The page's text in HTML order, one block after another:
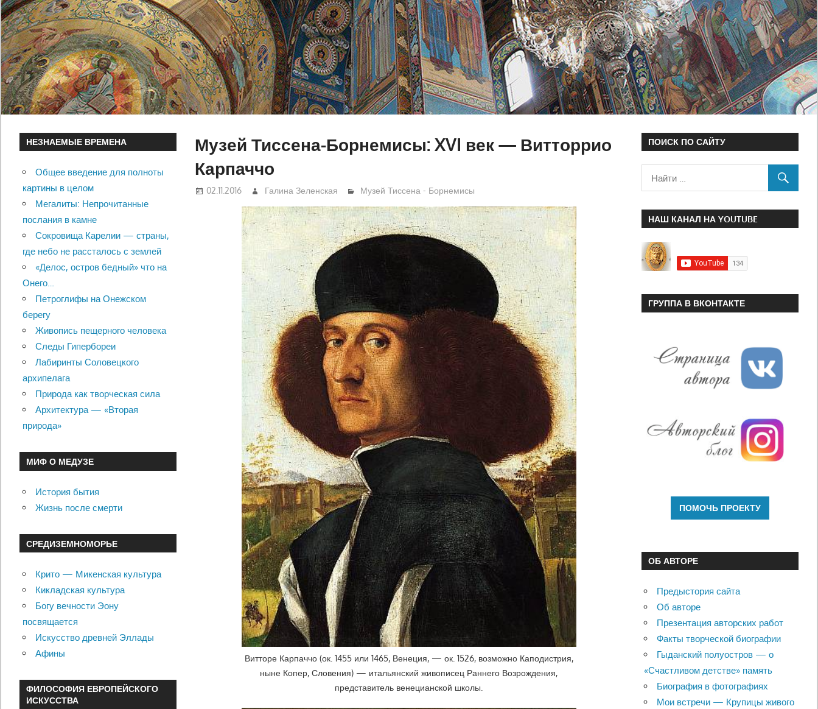
Музей Тиссена-Борнемисы: XVI век — Витторрио
Карпаччо
02.11.2016 Галина Зеленская Музей Тиссена - Борнемисы
Витторе Карпаччо (ок. 1455 или 1465, Венеция, — ок. 1526, возможно Каподистрия,
ныне Копер, Словения) — итальянский живописец Раннего Возрождения,
представитель венецианской школы.
НЕЗНАЕМЫЕ ВРЕМЕНА
Общее введение для полноты
картины в целом
Мегалиты: Непрочитанные
послания в камне
Сокровища Карелии — страны,
где небо не рассталось с землей
«Делос, остров бедный» что на
Онего…
Петроглифы на Онежском
берегу
Живопись пещерного человека
Следы Гипербореи
Лабиринты Соловецкого
архипелага
Природа как творческая сила
Архитектура — «Вторая
природа»
МИФ О МЕДУЗЕ
История бытия
Жизнь после смерти
СРЕДИЗЕМНОМОРЬЕ
Крито — Микенская культура
Кикладская культура
Богу вечности Эону
посвящается
Искусство древней Эллады
Афины
ФИЛОСОФИЯ ЕВРОПЕЙСКОГО
ИСКУССТВА
ПОИСК ПО САЙТУ
НАШ КАНАЛ НА YOUTUBE
ГРУППА В ВКОНТАКТЕ
ОБ АВТОРЕ
Предыстория сайта
Об авторе
Презентация авторских работ
Факты творческой биографии
Гыданский полуостров — о
«Счастливом детстве» память
Биография в фотографиях
Мои встречи — Крупицы живого